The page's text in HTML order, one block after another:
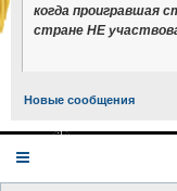
когда проигравшая
стране НЕ
Новые сообщения